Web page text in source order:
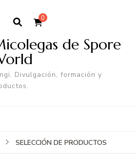
0
de Spore
Divulgación, formación y
SELECCIÓN DE PRODUCTOS